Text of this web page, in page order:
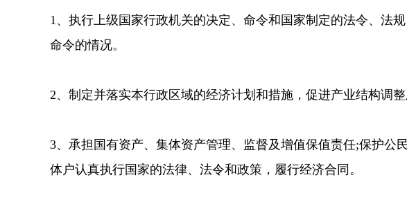
1、执行上级国家行政机关的决定、命令和国家制定的法令、法
命令的情况。
2、制定并落实本行政区域的经济计划和措施，促进产业结构调
3、承担国有资产、集体资产管理、监督及增值保值责任;保护
体户认真执行国家的法律、法令和政策，履行经济合同。